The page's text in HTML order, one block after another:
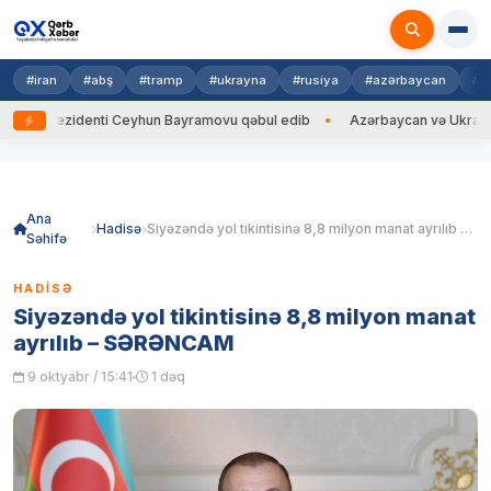
#iran #abş #tramp #ukrayna #rusiya #azərbaycan
Ceyhun Bayramovu qəbul edib Azərbaycan və Ukrayna XİN
Ana
Səhifə
Hadisə Siyəzəndə yol tikintisinə 8,8 milyon manat ayrılıb – SƏRƏNCAM
HADISƏ
Siyəzəndə yol tikintisinə 8,8 milyon manat
ayrılıb – SƏRƏNCAM
9 oktyabr / 15:41 1 dəq